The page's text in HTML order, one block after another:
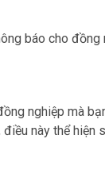
báo cho đồng
nghiệp mà
này thể